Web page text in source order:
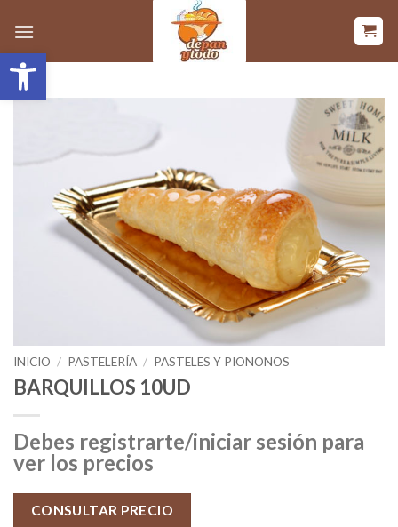
Abrir barra de herramientas
contenido
INICIO / PASTELERÍA / PASTELES Y PIONONOS
BARQUILLOS 10UD
Debes registrarte/iniciar sesión para
ver los precios
CONSULTAR PRECIO